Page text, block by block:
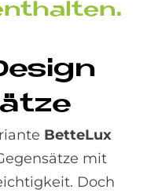
BetteLux
mit
Doch